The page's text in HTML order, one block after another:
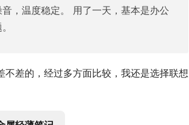
，温度稳定。 用了一天，基本是办公
差的，经过多方面比较，我还是选择联想